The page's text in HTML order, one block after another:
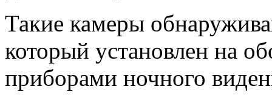
Такие камеры
который установлен на
приборами ночного